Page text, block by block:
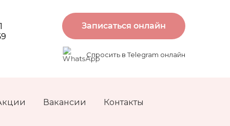
Записаться онлайн
Спросить в Telegram онлайн
Вакансии Контакты